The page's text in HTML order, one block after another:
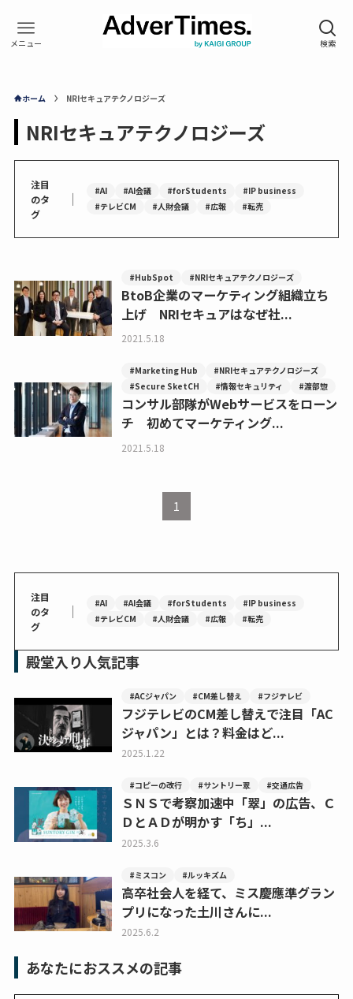
ホーム NRIセキュアテクノロジーズ
NRIセキュアテクノロジーズ
注目
のタ
グ
｜ #AI #AI会議 #forStudents
#IP business
#テレビCM
#人財会議 #広報 #転売
#HubSpot #NRIセキュアテクノロジーズ
BtoB企業のマーケティング組織立ち
上げ NRIセキュアはなぜ社...
2021.5.18
#Marketing Hub
#NRIセキュアテクノロジーズ
#Secure SketCH
#情報セキュリティ #渡部惣
コンサル部隊がWebサービスをローン
チ 初めてマーケティング...
2021.5.18
1
注目
のタ
グ
｜ #AI #AI会議 #forStudents
#IP business
#テレビCM
#人財会議 #広報 #転売
殿堂入り人気記事
#ACジャパン #CM差し替え #フジテレビ
フジテレビのCM差し替えで注目「AC
ジャパン」とは？料金はど...
2025.1.22
#コピーの改行 #サントリー翠 #交通広告
ＳＮＳで考察加速中「翠」の広告、Ｃ
ＤとＡＤが明かす「ち」...
2025.3.6
#ミスコン #ルッキズム
高卒社会人を経て、ミス慶應準グラン
プリになった土川さんに...
2025.6.2
あなたにおススメの記事